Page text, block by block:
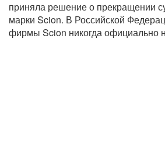
приняла решение о прекращении
марки Scion. В Российской
фирмы Scion никогда официально